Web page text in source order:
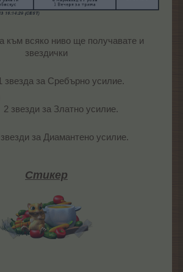
към всяко ниво ще получавате и
звездички
звезда за Сребърно усилие.
2 звезди за Златно усилие.
за Диамантено усилие.
Стикер